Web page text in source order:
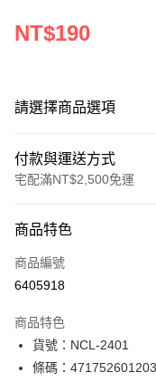
NT$190
請選擇商品選項
付款與運送方式
宅配滿NT$2,500免運
信用卡一次付款
Apple Pay
悠遊付
ATM付款
商品特色
商品編號
6405918
商品特色
貨號：NCL-2401
條碼：